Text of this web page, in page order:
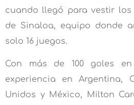
cuando llegó para vestir los
de Sinaloa, equipo donde
solo 16 juegos.
Con más de 100 goles
experiencia en Argentina,
Unidos y México, Milton